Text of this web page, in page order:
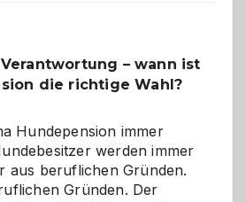
– wann ist
die richtige Wahl?
Hundepension immer
werden immer
aus beruflichen Gründen.
Gründen. Der